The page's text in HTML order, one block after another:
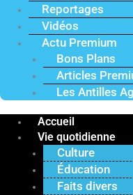
Reportages
Vidéos
Actu Premium
Bons Plans
Articles
Les Antilles
Accueil
Vie quotidienne
Culture
Éducation
Faits divers